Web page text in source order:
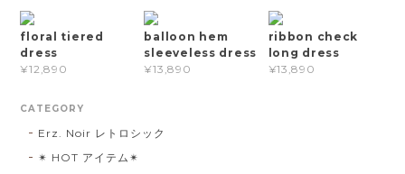
floral tiered
dress
¥12,890
balloon hem
sleeveless dress
¥13,890
ribbon check
long dress
¥13,890
CATEGORY
Erz. Noir レトロシック
✴︎ HOT アイテム✴︎